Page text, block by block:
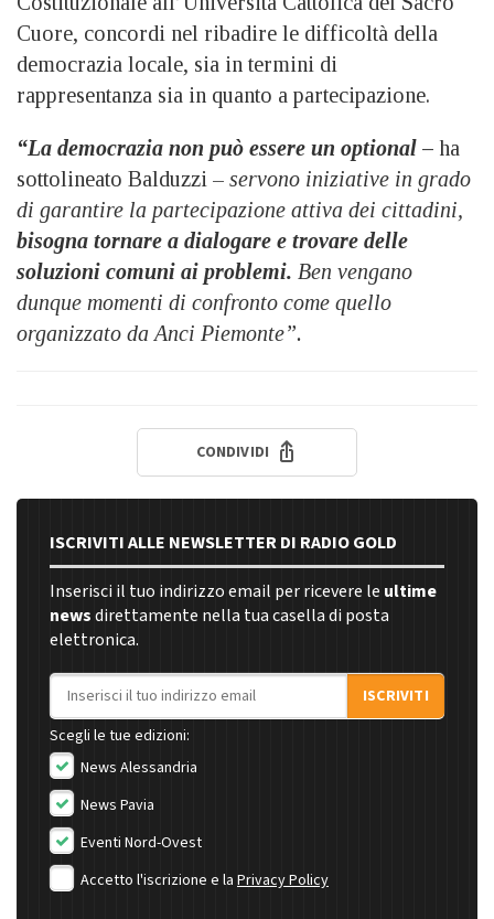
Cuore, concordi nel ribadire le difficoltà della
democrazia locale, sia in termini di
rappresentanza sia in quanto a partecipazione.
“La democrazia non può essere un optional – ha
sottolineato Balduzzi – servono iniziative in grado
di garantire la partecipazione attiva dei cittadini,
bisogna tornare a dialogare e trovare delle
soluzioni comuni ai problemi. Ben vengano
dunque momenti di confronto come quello
organizzato da Anci Piemonte”.
CONDIVIDI
ISCRIVITI ALLE NEWSLETTER DI RADIO GOLD
Inserisci il tuo indirizzo email per ricevere le ultime
newsdirettamente nella tua casella di posta
elettronica.
Indirizzo email
ISCRIVITI
Scegli le tue edizioni:
News Alessandria
News Pavia
Eventi Nord-Ovest
Accetto l'iscrizione e la Privacy Policy